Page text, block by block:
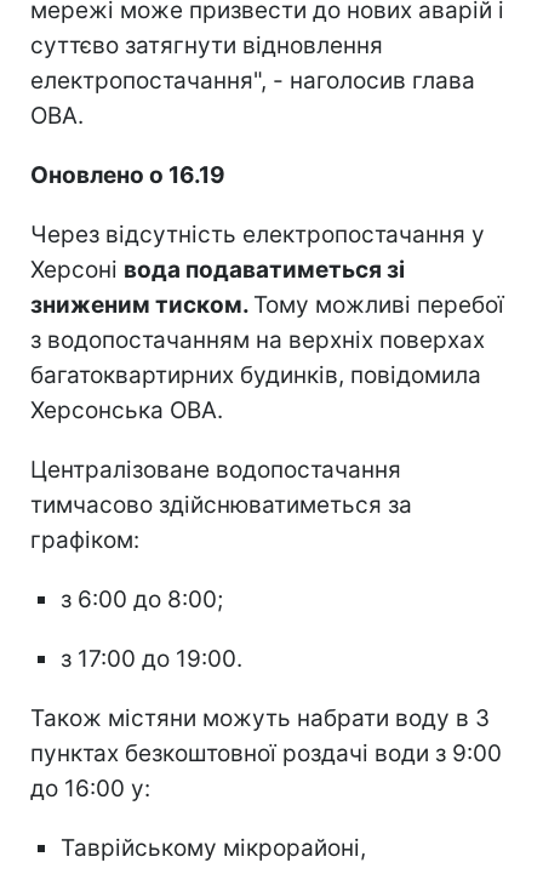
мережі може призвести до нових аварій і
суттєво затягнути відновлення
електропостачання", - наголосив глава
ОВА.
Оновлено о 16.19
Через відсутність електропостачання у
Херсоні вода подаватиметься зі
зниженим тиском. Тому можливі перебої
з водопостачанням на верхніх поверхах
багатоквартирних будинків, повідомила
Херсонська ОВА.
Централізоване водопостачання
тимчасово здійснюватиметься за
графіком:
з 6:00 до 8:00;
з 17:00 до 19:00.
Також містяни можуть набрати воду в 3
пунктах безкоштовної роздачі води з 9:00
до 16:00 у:
Таврійському мікрорайоні,